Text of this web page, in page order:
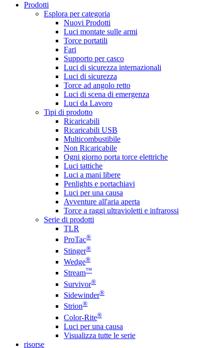
Prodotti
Esplora per categoria
Nuovi Prodotti
Luci montate sulle armi
Torce portatili
Fari
Supporto per casco
Luci di sicurezza internazionali
Luci di sicurezza
Torce ad angolo retto
Luci di scena di emergenza
Luci da Lavoro
Tipi di prodotto
Ricaricabili
Ricaricabili USB
Multicombustibile
Non Ricaricabile
Ogni giorno porta torce elettriche
Luci tattiche
Luci a mani libere
Penlights e portachiavi
Luci per una causa
Avventure all'aria aperta
Torce a raggi ultravioletti e infrarossi
Serie di prodotti
TLR
ProTac®
Stinger®
Wedge®
Stream™
Survivor®
Sidewinder®
Strion®
Color-Rite®
Luci per una causa
Visualizza tutte le serie
risorse